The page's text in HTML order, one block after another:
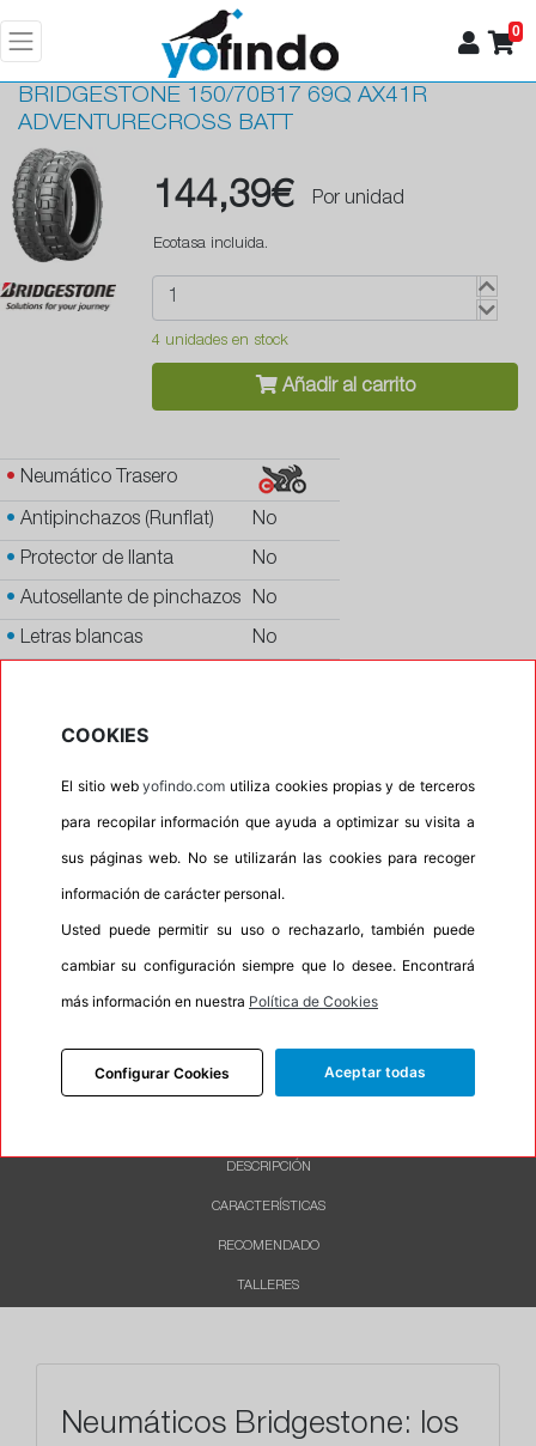
0
BRIDGESTONE 150/70B17 69Q AX41R
ADVENTURECROSS BATT
144,39€ Por unidad
Ecotasa incluida.
4 unidades en stock
Añadir al carrito
• Neumático Trasero
• Antipinchazos (Runflat) No
• Protector de llanta No
• Autosellante de pinchazos No
• Letras blancas No
No
Calidad PREMIUM
30%
DESCRIPCIÓN
CARACTERÍSTICAS
RECOMENDADO
TALLERES
Neumáticos Bridgestone: los
COOKIES
El sitio webyofindo.com utiliza cookies propias y de terceros
para recopilar información que ayuda a optimizar su visita a
sus páginas web. No se utilizarán las cookies para recoger
información de carácter personal.
Usted puede permitir su uso o rechazarlo, también puede
cambiar su configuración siempre que lo desee. Encontrará
más información en nuestra Política de Cookies
Configurar Cookies Aceptar todas